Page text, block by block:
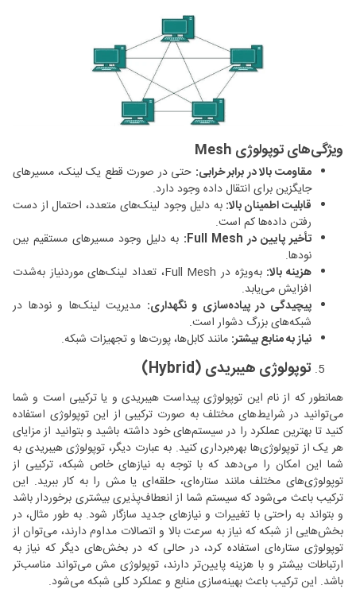
ویژگی‌های توپولوژی Mesh
مقاومت بالا در برابر خرابی: حتی در صورت قطع یک لینک، مسیرهای
جایگزین برای انتقال داده وجود دارد.
قابلیت اطمینان بالا:به دلیل وجود لینک‌های متعدد، احتمال از دست
رفتن داده‌ها کم است.
تأخیر پایین در Full Mesh:
به دلیل وجود مسیرهای مستقیم بین
نودها.
هزینه بالا:
به‌ویژه در Full Mesh، تعداد لینک‌های موردنیاز به‌شدت
افزایش می‌یابد.
پیچیدگی در پیاده‌سازی و نگهداری: مدیریت لینک‌ها و نودها در
شبکه‌های بزرگ دشوار است.
نیاز به منابع بیشتر: مانند کابل‌ها، پورت‌ها و تجهیزات شبکه.
توپولوژی هیبریدی (Hybrid)
همانطور که از نام این توپولوژی پیداست هیبریدی و یا ترکیبی است و شما
می‌توانید در شرایط‌های مختلف به صورت ترکیبی از این توپولوژی استفاده
کنید تا بهترین عملکرد را در سیستم‌های خود داشته باشید و بتوانید از مزایای
هر یک از توپولوژی‌ها بهره‌برداری کنید. به عبارت دیگر، توپولوژی هیبریدی به
شما این امکان را می‌دهد که با توجه به نیازهای خاص شبکه، ترکیبی از
توپولوژی‌های مختلف مانند ستاره‌ای، حلقه‌ای یا مش را به کار ببرید. این
ترکیب باعث می‌شود که سیستم شما از انعطاف‌پذیری بیشتری برخوردار باشد
و بتواند به راحتی با تغییرات و نیازهای جدید سازگار شود. به طور مثال، در
بخش‌هایی از شبکه که نیاز به سرعت بالا و اتصالات مداوم دارند، می‌توان از
توپولوژی ستاره‌ای استفاده کرد، در حالی که در بخش‌های دیگر که نیاز به
ارتباطات بیشتر و با هزینه پایین‌تر دارند، توپولوژی مش می‌تواند مناسب‌تر
باشد. این ترکیب باعث بهینه‌سازی منابع و عملکرد کلی شبکه می‌شود.